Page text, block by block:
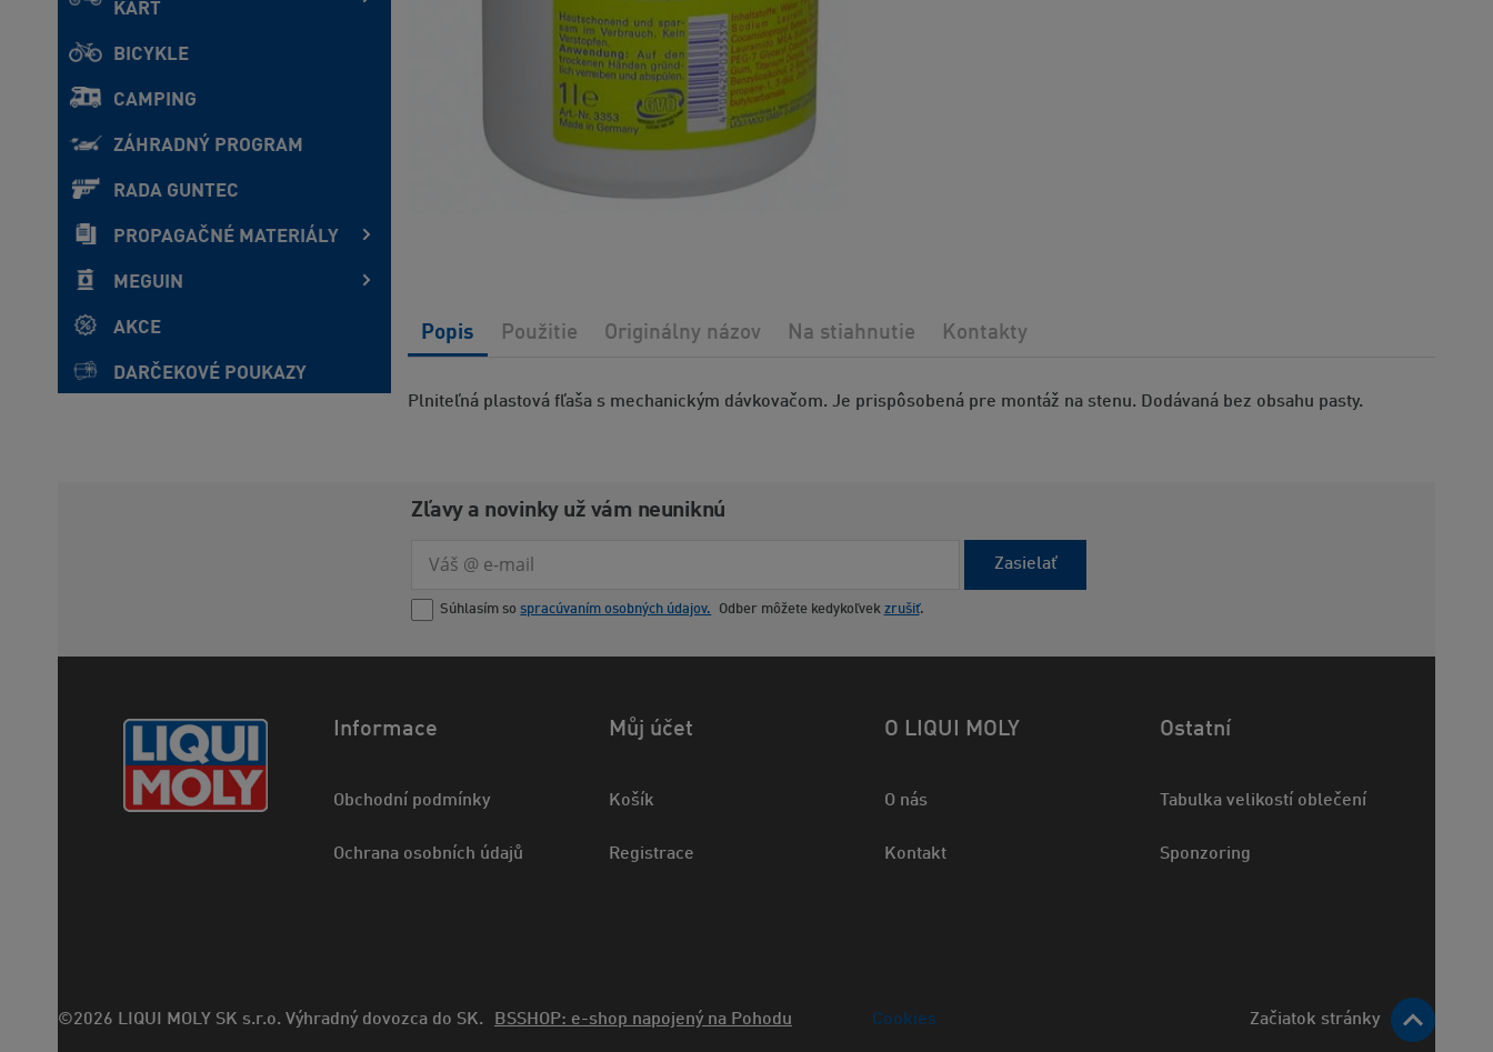
KART
BICYKLE
CAMPING
ZÁHRADNÝ PROGRAM
RADA GUNTEC
PROPAGAČNÉ MATERIÁLY
MEGUIN
AKCE
DARČEKOVÉ POUKAZY
Plniteľná plastová fľaša s mechanickým dávkovačom. Je prispôsobená pre montáž na stenu. Dodávaná bez obsahu pasty.
Popis Použitie Originálny názov Na stiahnutie Kontakty
Zľavy a novinky už vám neuniknú
Zasielať
Súhlasím so spracúvaním osobných údajov. Odber môžete kedykoľvek zrušiť.
Informace
Obchodní podmínky
Ochrana osobních údajů
Můj účet
Košík
Registrace
O LIQUI MOLY
O nás
Kontakt
Ostatní
Tabulka velikostí oblečení
Sponzoring
©2026 LIQUI MOLY SK s.r.o. Výhradný dovozca do SK. BSSHOP: e-shop napojený na Pohodu Začiatok stránky
Cookies